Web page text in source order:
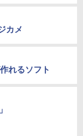
カメ
れるソフト